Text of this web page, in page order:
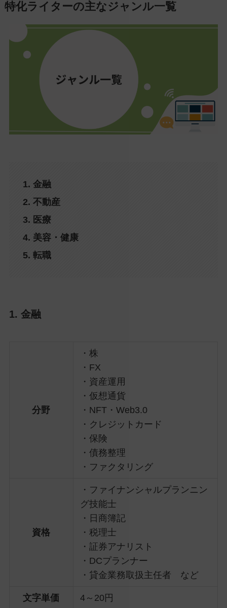
特化ライターの主なジャンル一覧
1. 金融
2. 不動産
3. 医療
4. 美容・健康
5. 転職
1. 金融
分野
・株
・FX
・資産運用
・仮想通貨
・NFT・Web3.0
・クレジットカード
・保険
・債務整理
・ファクタリング
資格
・ファイナンシャルプランニン
グ技能士
・日商簿記
・税理士
・証券アナリスト
・DCプランナー
・貸金業務取扱主任者 など
文字単価 4～20円